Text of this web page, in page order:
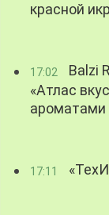
красной
17:02
Balzi
«Атлас
ароматами
17:11